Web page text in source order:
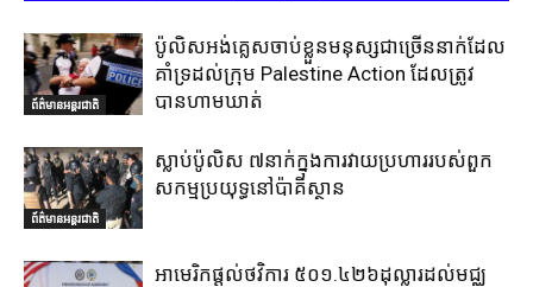
ព័ត៌មានអន្តរជាតិ
ប៉ូលិសអង់គ្លេសចាប់ខ្លួនមនុស្សជាច្រើននាក់ដែល
គាំទ្រដល់ក្រុម Palestine Action ដែលត្រូវ
បានហាមឃាត់
ព័ត៌មានអន្តរជាតិ
ស្លាប់ប៉ូលិស ៧នាក់ក្នុងការវាយប្រហាររបស់ពួក
សកម្មប្រយុទ្ធនៅប៉ាគីស្ថាន
អាមេរិកផ្តល់ថវិការ ៥០១.៤២៦ដុល្លារដល់មជ្ឈ